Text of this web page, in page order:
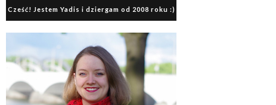
Cześć! Jestem Yadis i dziergam od 2008 roku :)